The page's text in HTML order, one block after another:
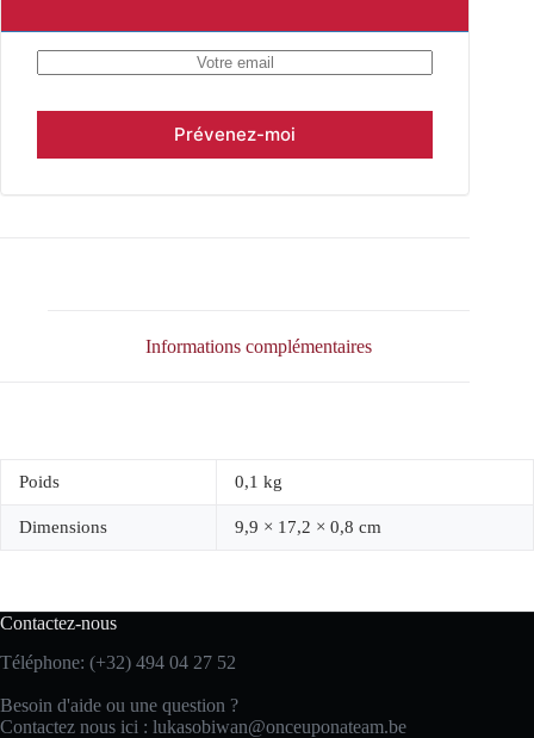
Informations complémentaires
Poids 0,1 kg
Dimensions 9,9 × 17,2 × 0,8 cm
Contactez-nous
Téléphone: (+32) 494 04 27 52
Besoin d'aide ou une question ?
Contactez nous ici : lukasobiwan@onceuponateam.be